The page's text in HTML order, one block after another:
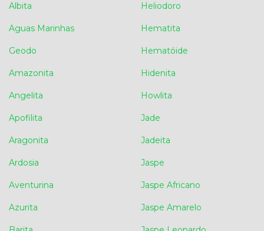
Albita
Aguas Marinhas
Geodo
Amazonita
Angelita
Apofilita
Aragonita
Ardosia
Aventurina
Azurita
Heliodoro
Hematita
Hematóide
Hidenita
Howlita
Jade
Jadeita
Jaspe
Jaspe Africano
Jaspe Amarelo